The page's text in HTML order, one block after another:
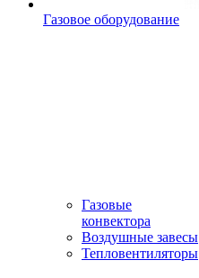
Газовое оборудование
Газовые
конвектора
Воздушные завесы
Тепловентиляторы